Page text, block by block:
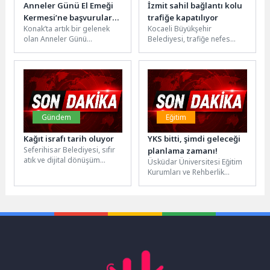
Anneler Günü El Emeği
Kermesi’ne başvurular
başladı
Konak’ta artık bir gelenek
olan Anneler Günü
başladı. Anneler Günü’nünü
el emeği hediyelerle...
İzmit sahil bağlantı kolu
trafiğe kapatılıyor
Kocaeli Büyükşehir
Belediyesi, trafiğe nefes
Projesi’nde önemli bir
aşamaya daha geçiyor.
Proje...
Gündem
Kağıt israfı tarih oluyor
Seferihisar Belediyesi, sıfır
atık ve dijital dönüşüm
Eğitim
YKS bitti, şimdi geleceği
planlama zamanı!
Üsküdar Üniversitesi Eğitim
Kurumları ve Rehberlik